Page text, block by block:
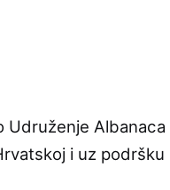
Udruženje
i uz podršku